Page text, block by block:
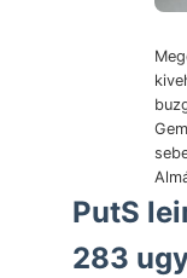
PutS
283